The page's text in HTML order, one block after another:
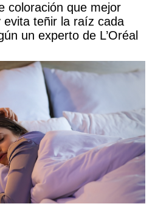
coloración que mejor
evita teñir la raíz cada
un experto de L’Oréal